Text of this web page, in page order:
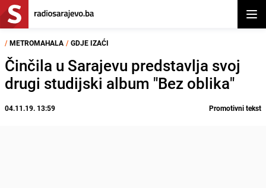
/ METROMAHALA / GDJE IZAĆI
Činčila u Sarajevu predstavlja svoj
drugi studijski album "Bez oblika"
04.11.19. 13:59 Promotivni tekst